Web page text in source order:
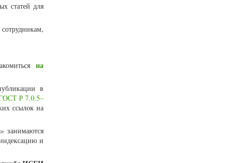
статей для
на
в
Р 7.0.5–
ссылок на
занимаются
и